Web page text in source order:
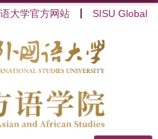
语大学官方网站 SISU Global